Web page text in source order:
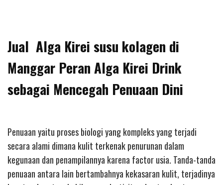
Jual Alga Kirei susu kolagen di
Manggar Peran Alga Kirei Drink
sebagai Mencegah Penuaan Dini
Penuaan yaitu proses biologi yang kompleks yang terjadi
secara alami dimana kulit terkenak penurunan dalam
kegunaan dan penampilannya karena factor usia. Tanda-tanda
penuaan antara lain bertambahnya kekasaran kulit, terjadinya